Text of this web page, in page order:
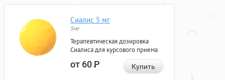
Сиалис 5 мг
5мг
Терапевтическая дозировка
Сиалиса для курсового приема
от 60Р Купить